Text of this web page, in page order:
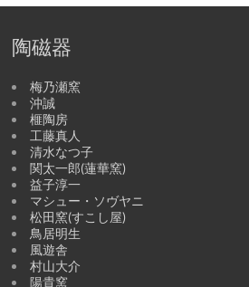
陶磁器
梅乃瀬窯
沖誠
榧陶房
工藤真人
清水なつ子
関太一郎(蓮華窯)
益子淳一
マシュー・ソヴヤニ
松田窯(すこし屋)
鳥居明生
風遊舎
村山大介
陽貴窯